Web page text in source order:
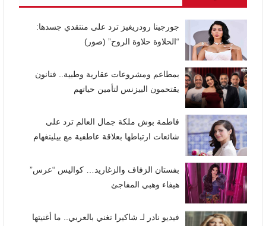
جورجينا رودريغيز ترد على منتقدي جسدها:
“الحلاوة حلاوة الروح” (صور)
بمطاعم ومشروعات عقارية وطبية.. فنانون
يقتحمون البيزنس لتأمين حياتهم
فاطمة بوش ملكة جمال العالم ترد على
شائعات ارتباطها بعلاقة عاطفية مع بيلينغهام
بفستان الزفاف والزغاريد… كواليس “عرس”
هيفاء وهبي المفاجئ
فيديو نادر لـ شاكيرا تغني بالعربي.. ما أغنيتها